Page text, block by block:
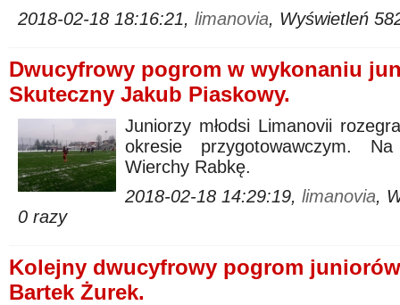
2018-02-18 18:16:21, limanovia, Wyświetleń
Dwucyfrowy pogrom w wykonaniu
Skuteczny Jakub Piaskowy.
Juniorzy młodsi Limanovii
okresie przygotowawczym.
Wierchy Rabkę.
2018-02-18 14:29:19, limanovia,
0 razy
Kolejny dwucyfrowy pogrom
Bartek Żurek.